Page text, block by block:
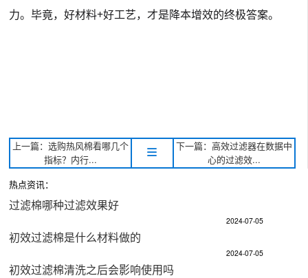
力。毕竟，好材料+好工艺，才是降本增效的终极答案。
上一篇：选购热风棉看哪几个
指标？内行...
下一篇：高效过滤器在数据中
心的过滤效...
热点资讯：
过滤棉哪种过滤效果好
2024-07-05
初效过滤棉是什么材料做的
2024-07-05
初效过滤棉清洗之后会影响使用吗